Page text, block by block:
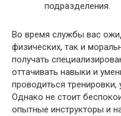
подразделения.
Во время службы вас
физических, так и
получать
оттачивать навыки и
проводиться
Однако не стоит
опытные инструкторы и